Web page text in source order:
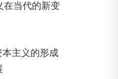
在当代的新变
主义的形成